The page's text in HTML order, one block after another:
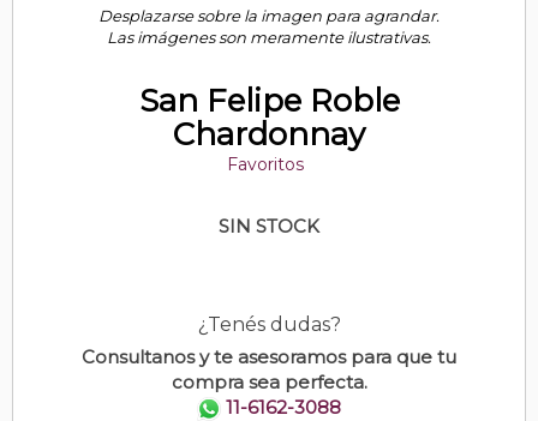
Desplazarse sobre la imagen para agrandar.
Las imágenes son meramente ilustrativas.
San Felipe Roble
Chardonnay
Favoritos
SIN STOCK
¿Tenés dudas?
Consultanos y te asesoramos para que tu
compra sea perfecta.
11-6162-3088